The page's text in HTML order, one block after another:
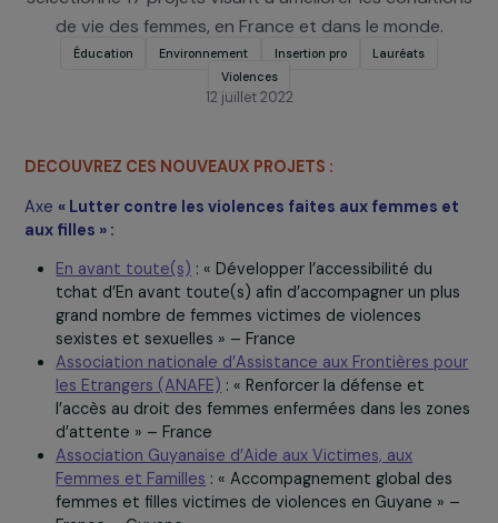
Exécutif a conduit sa première réunion de l'année
sélectionné 17 projets visant à améliorer les
de vie des femmes, en France et dans le monde.
12 juillet 2022
DECOUVREZ CES NOUVEAUX PROJETS :
Axe« Lutter contre les violences faites aux femmes
aux filles » :
En avant toute(s) : « Développer l’accessibilité du
tchat d’En avant toute(s) afin d’accompagner un
grand nombre de femmes victimes de violences
sexistes et sexuelles » – France
Association nationale d’Assistance aux Frontières
les Etrangers (ANAFE): « Renforcer la défense et
l’accès au droit des femmes enfermées dans les